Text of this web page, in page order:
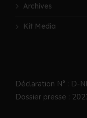
Archives
Kit Media
Déclaration N° : D-
Dossier presse :